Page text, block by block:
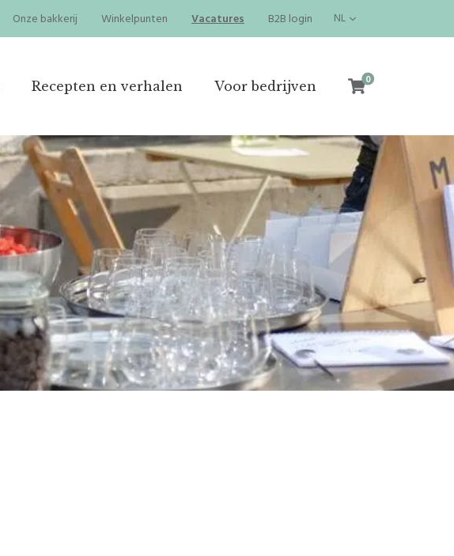
Onze bakkerij Winkelpunten Vacatures B2B login NL
Recepten en verhalen Voor bedrijven 0